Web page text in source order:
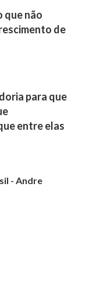
que não
de
para que
entre elas
- Andre